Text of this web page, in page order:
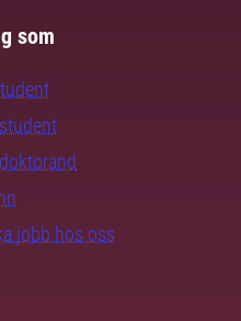
som
jobb hos oss